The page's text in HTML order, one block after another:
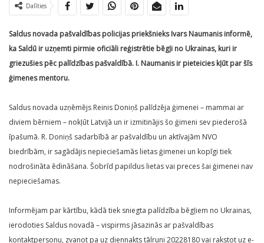
Dalīties
Saldus novada pašvaldības policijas priekšnieks Ivars Naumanis informē,
ka Saldū ir uzņemti pirmie oficiāli reģistrētie bēgļi no Ukrainas, kuri ir
griezušies pēc palīdzības pašvaldībā. I. Naumanis ir pieteicies kļūt par šīs
ģimenes mentoru.
Saldus novada uzņēmējs Reinis Doniņš palīdzēja ģimenei – mammai ar
diviem bērniem – nokļūt Latvijā un ir izmitinājis šo ģimeni sev piederošā
īpašumā. R. Doniņš sadarbībā ar pašvaldību un aktīvajām NVO
biedrībām, ir sagādājis nepieciešamās lietas ģimenei un kopīgi tiek
nodrošināta ēdināšana. Šobrīd papildus lietas vai preces šai ģimenei nav
nepieciešamas.
Informējam par kārtību, kādā tiek sniegta palīdzība bēgļiem no Ukrainas,
ierodoties Saldus novadā – vispirms jāsazinās ar pašvaldības
kontaktpersonu, zvanot pa uz diennakts tālruni 20228180 vai rakstot uz e-